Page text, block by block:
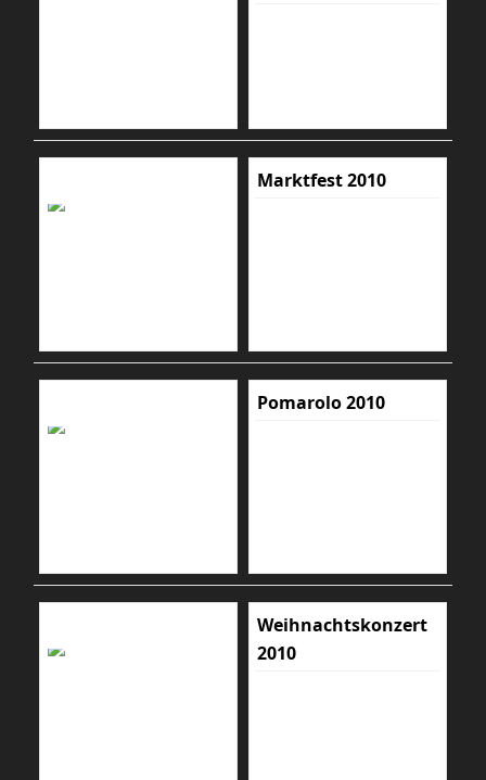
Marktfest 2010
Pomarolo 2010
Weihnachtskonzert
2010